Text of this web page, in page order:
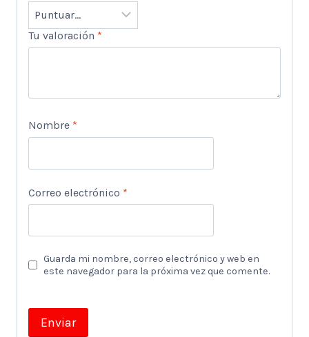
Tu valoración *
Nombre *
Correo electrónico *
Guarda mi nombre, correo electrónico y web en
este navegador para la próxima vez que comente.